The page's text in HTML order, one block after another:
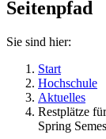
Seitenpfad
Sie sind hier:
Start
Hochschule
Aktuelles
Restplätze
Spring